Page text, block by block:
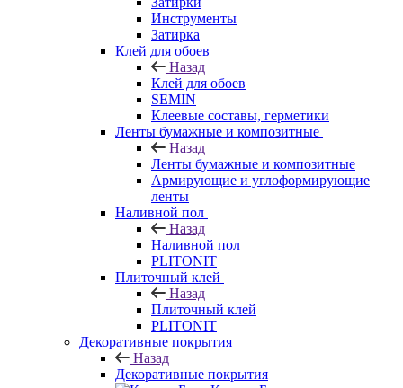
Инструменты
Затирка
Клей для обоев
Назад
Клей для обоев
SEMIN
Клеевые составы, герметики
Ленты бумажные и композитные
Назад
Ленты бумажные и композитные
Армирующие и углоформирующие
ленты
Наливной пол
Назад
Наливной пол
PLITONIT
Плиточный клей
Назад
Плиточный клей
PLITONIT
Декоративные покрытия
Назад
Декоративные покрытия